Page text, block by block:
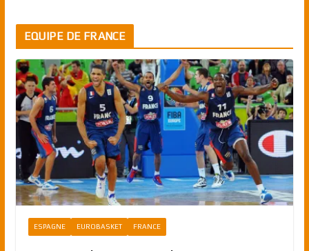
EQUIPE DE FRANCE
ESPAGNE EUROBASKET FRANCE